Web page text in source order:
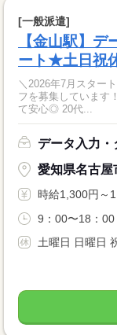
[一般派遣]
【金山駅】
ート★土日祝
＼2026年7月スタート！／ 名古屋市中区にある企業で
フを募集しています！ 複数名募集なので、 同時スタートの仲間もい
て安心◎ 20代...
データ入力・
愛知県名古屋
時給1,300円～
9：00〜18：
土曜日 日曜日